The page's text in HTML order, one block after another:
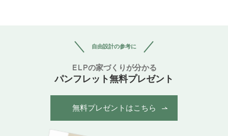
自由設計の参考に
ELPの家づくりが分かる
パンフレット無料プレゼント
無料プレゼントはこちら